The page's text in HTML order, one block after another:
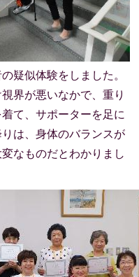
疑似体験をしました。
界が悪いなかで、重り
て、サポーターを足に
は、身体のバランスが
なものだとわかりまし